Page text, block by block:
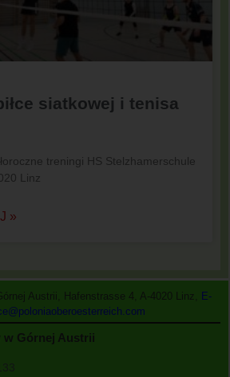
siatkowej i tenisa
treningi HS Stelzhamerschule
Linz
»
Austrii, Hafenstrasse 4, A-4020 Linz, E-
w Górnej Austrii